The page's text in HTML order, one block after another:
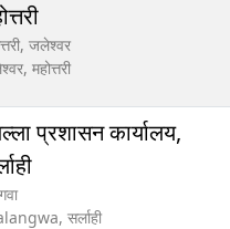
जलेश्वर
महोत्तरी
प्रशासन कार्यालय,
सर्लाही